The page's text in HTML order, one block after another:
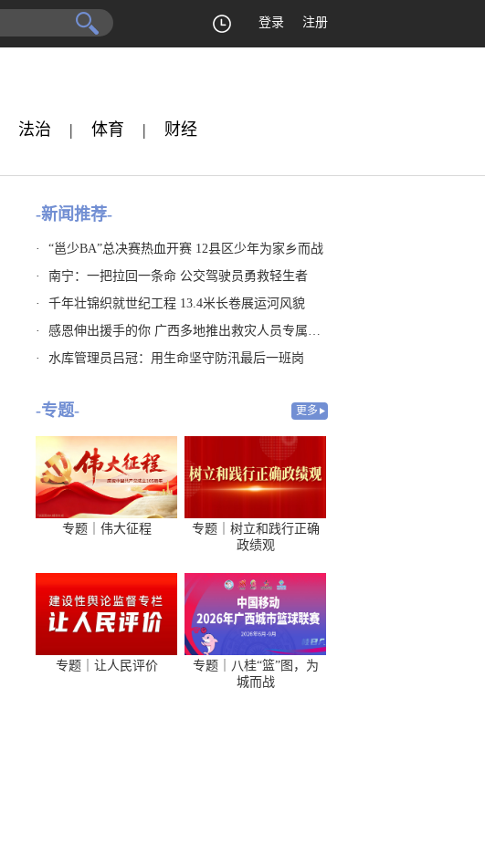
登录 注册
法治 | 体育 | 财经
-新闻推荐-
·
“邕少BA”总决赛热血开赛 12县区少年为家乡而战
·
南宁：一把拉回一条命 公交驾驶员勇救轻生者
·
千年壮锦织就世纪工程 13.4米长卷展运河风貌
·
感恩伸出援手的你 广西多地推出救灾人员专属福利
·
水库管理员吕冠：用生命坚守防汛最后一班岗
-专题- 更多
专题｜伟大征程
专题｜树立和践行正确
政绩观
专题｜让人民评价
专题｜八桂“篮”图，为
城而战